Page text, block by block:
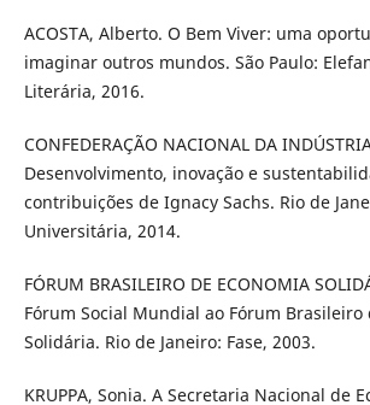
ACOSTA, Alberto. O Bem Viver: uma
imaginar outros mundos. São Paulo:
Literária, 2016.
CONFEDERAÇÃO NACIONAL DA
Desenvolvimento, inovação e
contribuições de Ignacy Sachs. Rio de
Universitária, 2014.
FÓRUM BRASILEIRO DE ECONOMIA
Fórum Social Mundial ao Fórum Brasileiro
Solidária. Rio de Janeiro: Fase, 2003.
KRUPPA, Sonia. A Secretaria Nacional de